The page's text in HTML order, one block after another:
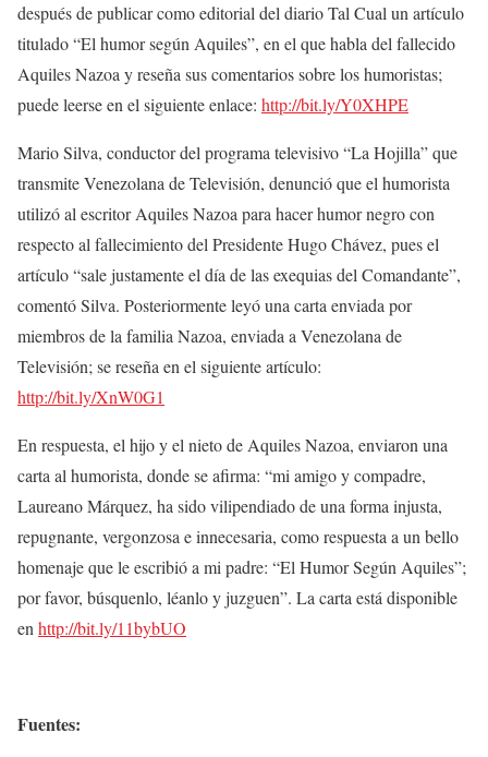
después de publicar como editorial del diario Tal Cual un artículo
titulado “El humor según Aquiles”, en el que habla del fallecido
Aquiles Nazoa y reseña sus comentarios sobre los humoristas;
puede leerse en el siguiente enlace: http://bit.ly/Y0XHPE
Mario Silva, conductor del programa televisivo “La Hojilla” que
transmite Venezolana de Televisión, denunció que el humorista
utilizó al escritor Aquiles Nazoa para hacer humor negro con
respecto al fallecimiento del Presidente Hugo Chávez, pues el
artículo “sale justamente el día de las exequias del Comandante”,
comentó Silva. Posteriormente leyó una carta enviada por
miembros de la familia Nazoa, enviada a Venezolana de
Televisión; se reseña en el siguiente artículo:
http://bit.ly/XnW0G1
En respuesta, el hijo y el nieto de Aquiles Nazoa, enviaron una
carta al humorista, donde se afirma: “mi amigo y compadre,
Laureano Márquez, ha sido vilipendiado de una forma injusta,
repugnante, vergonzosa e innecesaria, como respuesta a un bello
homenaje que le escribió a mi padre: “El Humor Según Aquiles”;
por favor, búsquenlo, léanlo y juzguen”. La carta está disponible
en http://bit.ly/11bybUO
Fuentes: